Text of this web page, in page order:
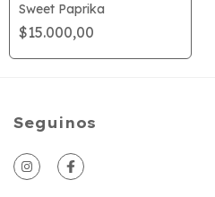
Sweet Paprika
$15.000,00
Seguinos